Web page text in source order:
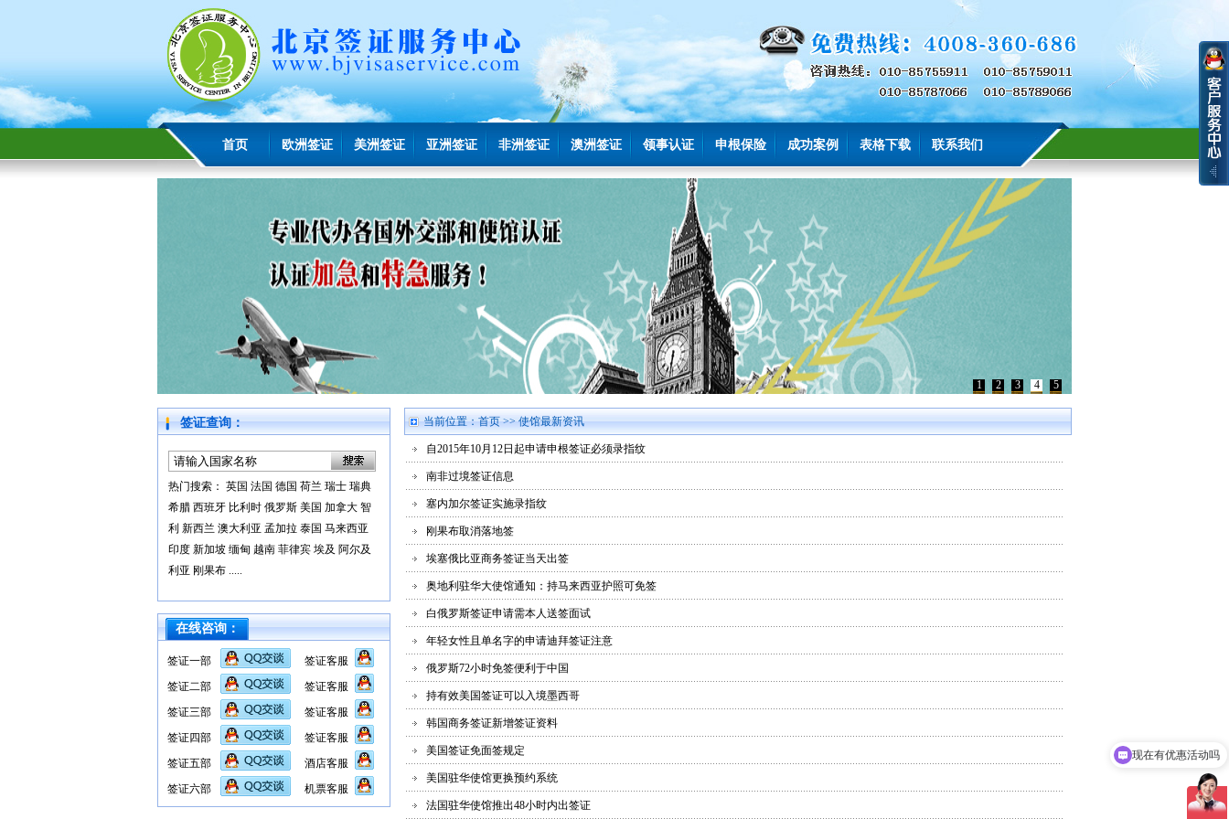
首页 欧洲签证 美洲签证 亚洲签证 非洲签证 澳洲签证 领事认证 申根保险 成功案例 表格下载 联系我们
1 2 3 4 5
签证查询：
热门搜索： 英国 法国 德国 荷兰 瑞士 瑞典
希腊 西班牙 比利时 俄罗斯 美国 加拿大 智
利 新西兰 澳大利亚 孟加拉 泰国 马来西亚
印度 新加坡 缅甸 越南 菲律宾 埃及 阿尔及
利亚 刚果布 .....
在线咨询：
签证一部
签证二部
签证三部
签证四部
签证五部
签证六部
签证客服
签证客服
签证客服
签证客服
酒店客服
机票客服
当前位置：首页>> 使馆最新资讯
自2015年10月12日起申请申根签证必须录指纹
南非过境签证信息
塞内加尔签证实施录指纹
刚果布取消落地签
埃塞俄比亚商务签证当天出签
奥地利驻华大使馆通知：持马来西亚护照可免签
白俄罗斯签证申请需本人送签面试
年轻女性且单名字的申请迪拜签证注意
俄罗斯72小时免签便利于中国
持有效美国签证可以入境墨西哥
韩国商务签证新增签证资料
美国签证免面签规定
美国驻华使馆更换预约系统
法国驻华使馆推出48小时内出签证
现在有优惠活动吗